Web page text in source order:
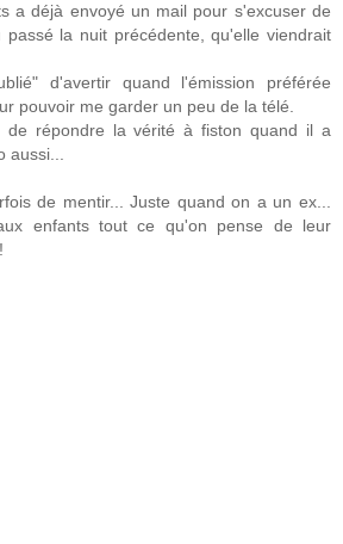
a déjà envoyé un mail pour s'excuser de
la nuit précédente, qu'elle viendrait
d'avertir quand l'émission préférée
pouvoir me garder un peu de la télé.
de répondre la vérité à fiston quand il a
de mentir... Juste quand on a un ex...
enfants tout ce qu'on pense de leur